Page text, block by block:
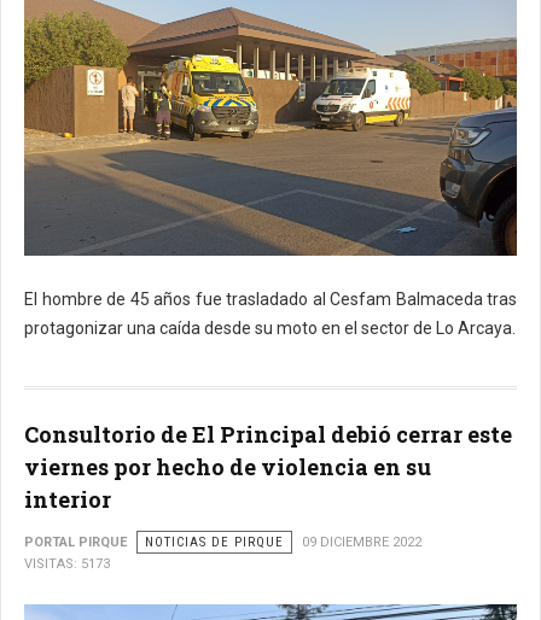
El hombre de 45 años fue trasladado al Cesfam Balmaceda tras
protagonizar una caída desde su moto en el sector de Lo Arcaya.
Consultorio de El Principal debió cerrar este
viernes por hecho de violencia en su
interior
PORTAL PIRQUE NOTICIAS DE PIRQUE
09 DICIEMBRE 2022
VISITAS: 5173